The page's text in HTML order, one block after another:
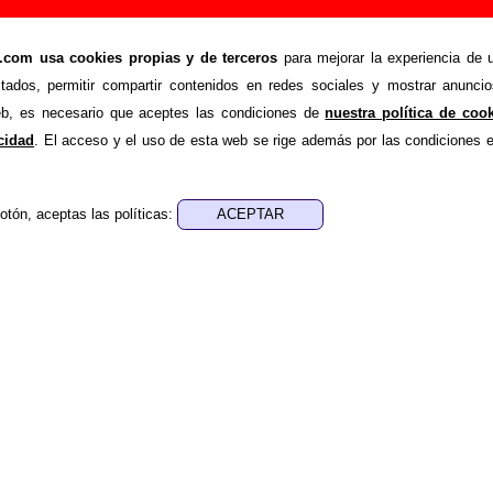
usa cookies propias y de terceros para mejorar la experiencia de
permitir compartir contenidos en redes sociales y mostrar
es necesario que aceptes las condiciones denuestra política de
. El acceso y el uso de esta web se rige además por las condiciones
aceptas las políticas:
Pilotos (letras, autores, videoclips...)
>Canciones
una lista con todas las canciones deLos Pilotospor orden
disponible sobre una canción (discos en los que aparece,
el enlace correspondiente.
no esté disponible la letra de uno de los temas, se indica
completar esta secciónenviando las letras que